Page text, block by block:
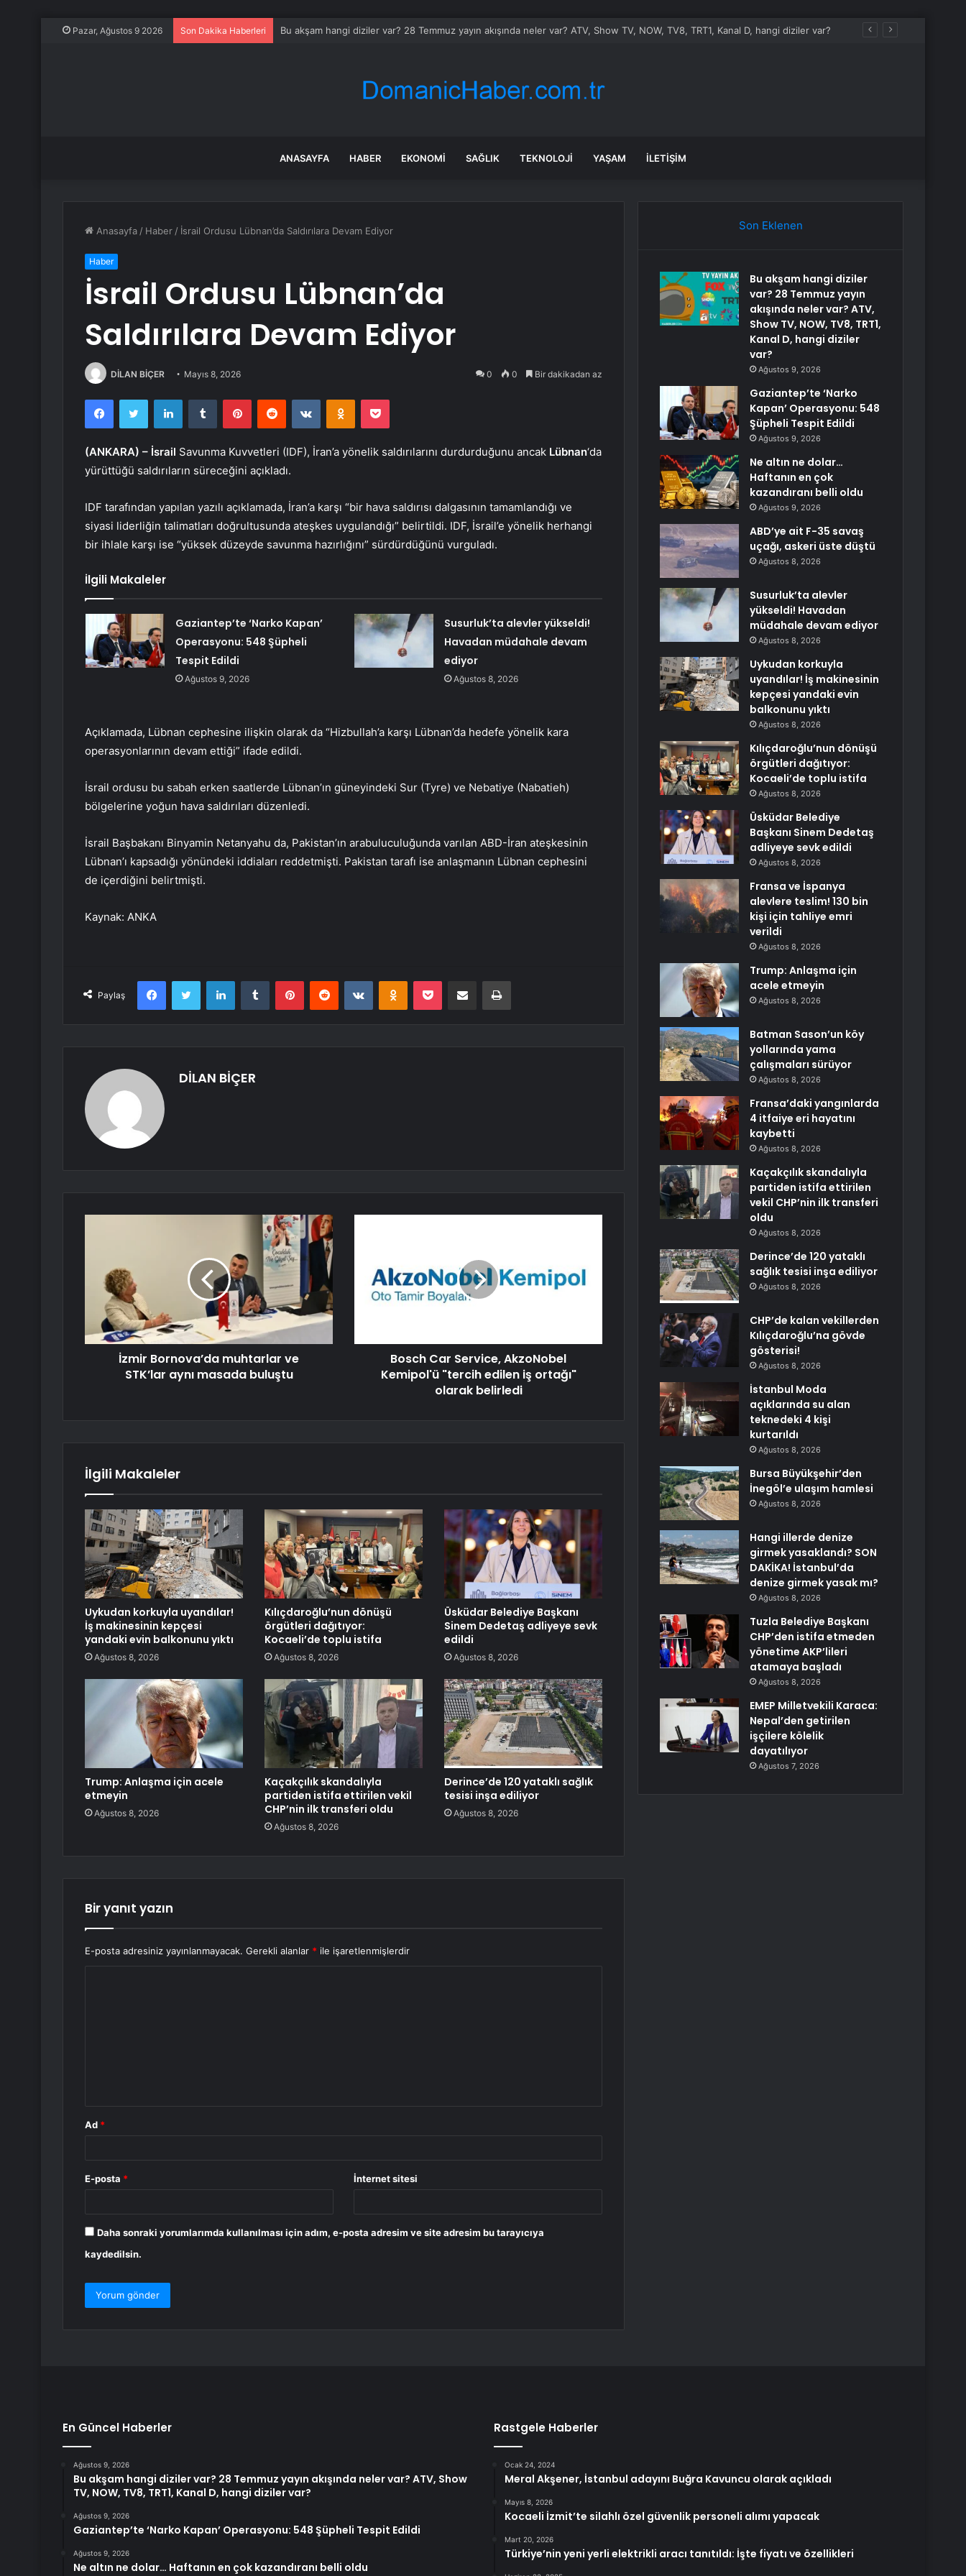
Pazar, Ağustos 9 2026 Son Dakika Haberleri Bu akşam hangi diziler var? 28 Temmuz yayın akışında neler var? ATV, Show TV, NOW, TV8, TRT1, Kanal D, hangi diziler var?
ANASAYFA HABER EKONOMI SAĞLIK TEKNOLOJI YAŞAM İLETIŞIM
Anasayfa / Haber / İsrail Ordusu Lübnan’da Saldırılara Devam Ediyor
Haber
İsrail Ordusu Lübnan’da
Saldırılara Devam Ediyor
DİLAN BİÇER Mayıs 8, 2026 0 0 Bir dakikadan az
FacebookTwitter LinkedInTumblr PinterestReddit VKontakteOdnoklassniki
Pocket
(ANKARA) – İsrail Savunma Kuvvetleri (IDF), İran’a yönelik saldırılarını durdurduğunu ancak Lübnan‘da
yürüttüğü saldırıların süreceğini açıkladı.
IDF tarafından yapılan yazılı açıklamada, İran’a karşı “bir hava saldırısı dalgasının tamamlandığı ve
siyasi liderliğin talimatları doğrultusunda ateşkes uygulandığı” belirtildi. IDF, İsrail’e yönelik herhangi
bir ihlale karşı ise “yüksek düzeyde savunma hazırlığını” sürdürdüğünü vurguladı.
İlgili Makaleler
Gaziantep’te ‘Narko Kapan’
Operasyonu: 548 Şüpheli
Tespit Edildi
Ağustos 9, 2026
Susurluk’ta alevler yükseldi!
Havadan müdahale devam
ediyor
Ağustos 8, 2026
Açıklamada, Lübnan cephesine ilişkin olarak da “Hizbullah’a karşı Lübnan’da hedefe yönelik kara
operasyonlarının devam ettiği” ifade edildi.
İsrail ordusu bu sabah erken saatlerde Lübnan’ın güneyindeki Sur (Tyre) ve Nebatiye (Nabatieh)
bölgelerine yoğun hava saldırıları düzenledi.
İsrail Başbakanı Binyamin Netanyahu da, Pakistan’ın arabuluculuğunda varılan ABD-İran ateşkesinin
Lübnan’ı kapsadığı yönündeki iddiaları reddetmişti. Pakistan tarafı ise anlaşmanın Lübnan cephesini
de içerdiğini belirtmişti.
Kaynak: ANKA
Paylaş
FacebookTwitter LinkedInTumblr PinterestReddit VKontakteOdnoklassniki
Pocket E-Posta ile paylaş Yazdır
DİLAN BİÇER
İzmir Bornova’da muhtarlar ve
STK’lar aynı masada buluştu
Bosch Car Service, AkzoNobel
Kemipol'ü "tercih edilen iş ortağı"
olarak belirledi
İlgili Makaleler
Uykudan korkuyla uyandılar!
İş makinesinin kepçesi
yandaki evin balkonunu yıktı
Ağustos 8, 2026
Kılıçdaroğlu’nun dönüşü
örgütleri dağıtıyor:
Kocaeli’de toplu istifa
Ağustos 8, 2026
Üsküdar Belediye Başkanı
Sinem Dedetaş adliyeye sevk
edildi
Ağustos 8, 2026
Trump: Anlaşma için acele
etmeyin
Ağustos 8, 2026
Kaçakçılık skandalıyla
partiden istifa ettirilen vekil
CHP’nin ilk transferi oldu
Ağustos 8, 2026
Derince’de 120 yataklı sağlık
tesisi inşa ediliyor
Ağustos 8, 2026
Bir yanıt yazın
E-posta adresiniz yayınlanmayacak. Gerekli alanlar * ile işaretlenmişlerdir
Ad *
E-posta * İnternet sitesi
Daha sonraki yorumlarımda kullanılması için adım, e-posta adresim ve site adresim bu tarayıcıya
kaydedilsin.
Son Eklenen
Bu akşam hangi diziler
var? 28 Temmuz yayın
akışında neler var? ATV,
Show TV, NOW, TV8, TRT1,
Kanal D, hangi diziler
var?
Ağustos 9, 2026
Gaziantep’te ‘Narko
Kapan’ Operasyonu: 548
Şüpheli Tespit Edildi
Ağustos 9, 2026
Ne altın ne dolar…
Haftanın en çok
kazandıranı belli oldu
Ağustos 9, 2026
ABD’ye ait F-35 savaş
uçağı, askeri üste düştü
Ağustos 8, 2026
Susurluk’ta alevler
yükseldi! Havadan
müdahale devam ediyor
Ağustos 8, 2026
Uykudan korkuyla
uyandılar! İş makinesinin
kepçesi yandaki evin
balkonunu yıktı
Ağustos 8, 2026
Kılıçdaroğlu’nun dönüşü
örgütleri dağıtıyor:
Kocaeli’de toplu istifa
Ağustos 8, 2026
Üsküdar Belediye
Başkanı Sinem Dedetaş
adliyeye sevk edildi
Ağustos 8, 2026
Fransa ve İspanya
alevlere teslim! 130 bin
kişi için tahliye emri
verildi
Ağustos 8, 2026
Trump: Anlaşma için
acele etmeyin
Ağustos 8, 2026
Batman Sason’un köy
yollarında yama
çalışmaları sürüyor
Ağustos 8, 2026
Fransa’daki yangınlarda
4 itfaiye eri hayatını
kaybetti
Ağustos 8, 2026
Kaçakçılık skandalıyla
partiden istifa ettirilen
vekil CHP’nin ilk transferi
oldu
Ağustos 8, 2026
Derince’de 120 yataklı
sağlık tesisi inşa ediliyor
Ağustos 8, 2026
CHP’de kalan vekillerden
Kılıçdaroğlu’na gövde
gösterisi!
Ağustos 8, 2026
İstanbul Moda
açıklarında su alan
teknedeki 4 kişi
kurtarıldı
Ağustos 8, 2026
Bursa Büyükşehir’den
İnegöl’e ulaşım hamlesi
Ağustos 8, 2026
Hangi illerde denize
girmek yasaklandı? SON
DAKİKA! İstanbul’da
denize girmek yasak mı?
Ağustos 8, 2026
Tuzla Belediye Başkanı
CHP’den istifa etmeden
yönetime AKP’lileri
atamaya başladı
Ağustos 8, 2026
EMEP Milletvekili Karaca:
Nepal’den getirilen
işçilere kölelik
dayatılıyor
Ağustos 7, 2026
En Güncel Haberler
Ağustos 9, 2026
Bu akşam hangi diziler var? 28 Temmuz yayın akışında neler var? ATV, Show
TV, NOW, TV8, TRT1, Kanal D, hangi diziler var?
Ağustos 9, 2026
Gaziantep’te ‘Narko Kapan’ Operasyonu: 548 Şüpheli Tespit Edildi
Ağustos 9, 2026
Ne altın ne dolar… Haftanın en çok kazandıranı belli oldu
Rastgele Haberler
Ocak 24, 2024
Meral Akşener, İstanbul adayını Buğra Kavuncu olarak açıkladı
Mayıs 8, 2026
Kocaeli İzmit’te silahlı özel güvenlik personeli alımı yapacak
Mart 20, 2026
Türkiye’nin yeni yerli elektrikli aracı tanıtıldı: İşte fiyatı ve özellikleri